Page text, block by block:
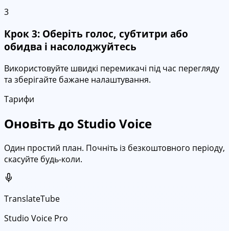
3
Крок 3: Оберіть голос, субтитри або
обидва і насолоджуйтесь
Використовуйте швидкі перемикачі під час перегляду
та зберігайте бажане налаштування.
Тарифи
Оновіть до Studio Voice
Один простий план. Почніть із безкоштовного періоду,
скасуйте будь-коли.
TranslateTube
Studio Voice Pro